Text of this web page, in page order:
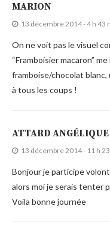
MARION
13 décembre 2014 - 4 h 43
On ne voit pas le visuel
“Framboisier macaron”
framboise/chocolat blanc,
à tous les coups !
ATTARD ANGÉLIQUE
13 décembre 2014 - 11 h
Bonjour je participe
alors moi je serais tenter
Voila bonne journée